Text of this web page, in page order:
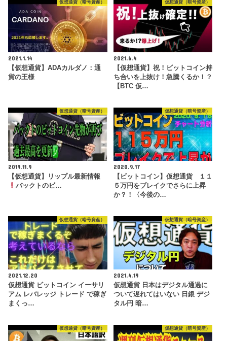
仮想通貨（暗号資産）
2021.1.14
【仮想通貨】ADAカルダノ：通
貨の王様
仮想通貨（暗号資産）
2021.6.4
【仮想通貨】祝！ビットコイン持
ち合いを上抜け！急騰くるか！？
【BTC 仮…
仮想通貨（暗号資産）
2019.11.9
【仮想通貨】リップル最新情報
バックトのビ…
仮想通貨（暗号資産）
2020.9.17
【ビットコイン】仮想通貨 １１
５万円をブレイクでさらに上昇
か？！〈今後の…
仮想通貨（暗号資産）
2021.12.20
仮想通貨 ビットコイン イーサリ
アム レバレッジ トレード で稼ぎ
まくっ…
仮想通貨（暗号資産）
2021.4.19
仮想通貨 日本はデジタル通過に
ついて遅れてはいない 日銀 デジ
タル円 暗…
仮想通貨（暗号資産） 仮想通貨（暗号資産）